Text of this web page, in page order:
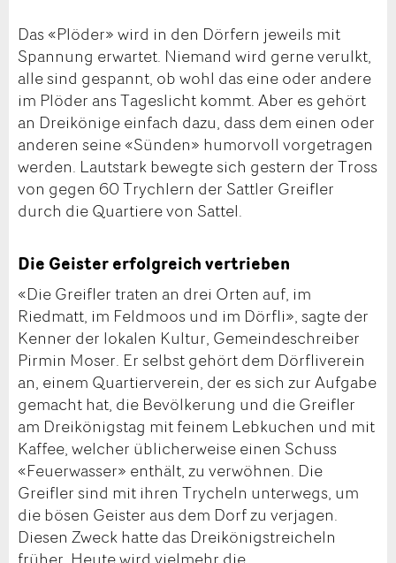
Das «Plöder» wird in den Dörfern jeweils mit
Spannung erwartet. Niemand wird gerne verulkt,
alle sind gespannt, ob wohl das eine oder andere
im Plöder ans Tageslicht kommt. Aber es gehört
an Dreikönige einfach dazu, dass dem einen oder
anderen seine «Sünden» humorvoll vorgetragen
werden. Lautstark bewegte sich gestern der Tross
von gegen 60 Trychlern der Sattler Greifler
durch die Quartiere von Sattel.
Die Geister erfolgreich vertrieben
«Die Greifler traten an drei Orten auf, im
Riedmatt, im Feldmoos und im Dörfli», sagte der
Kenner der lokalen Kultur, Gemeindeschreiber
Pirmin Moser. Er selbst gehört dem Dörfliverein
an, einem Quartierverein, der es sich zur Aufgabe
gemacht hat, die Bevölkerung und die Greifler
am Dreikönigstag mit feinem Lebkuchen und mit
Kaffee, welcher üblicherweise einen Schuss
«Feuerwasser» enthält, zu verwöhnen. Die
Greifler sind mit ihren Trycheln unterwegs, um
die bösen Geister aus dem Dorf zu verjagen.
Diesen Zweck hatte das Dreikönigstreicheln